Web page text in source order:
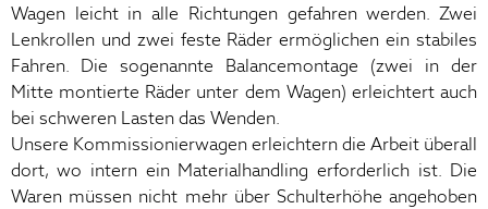
Wagen leicht in alle Richtungen gefahren werden. Zwei
Lenkrollen und zwei feste Räder ermöglichen ein stabiles
Fahren. Die sogenannte Balancemontage (zwei in der
Mitte montierte Räder unter dem Wagen) erleichtert auch
bei schweren Lasten das Wenden.
Unsere Kommissionierwagen erleichtern die Arbeit überall
dort, wo intern ein Materialhandling erforderlich ist. Die
Waren müssen nicht mehr über Schulterhöhe angehoben